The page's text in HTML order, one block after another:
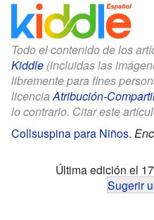
Todo el contenido de los
Kiddle (incluidas las
libremente para fines
licencia Atribución-
lo contrario. Citar este
Collsuspina para Niños.
Última edición el
Sugerir